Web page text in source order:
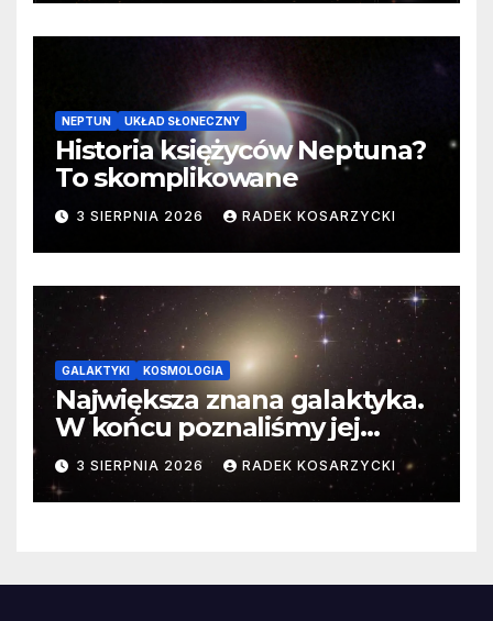
NEPTUN UKŁAD SŁONECZNY
Historia księżyców Neptuna?
To skomplikowane
3 SIERPNIA 2026 RADEK KOSARZYCKI
GALAKTYKI KOSMOLOGIA
Największa znana galaktyka.
W końcu poznaliśmy jej
faktyczne wymiary
3 SIERPNIA 2026 RADEK KOSARZYCKI